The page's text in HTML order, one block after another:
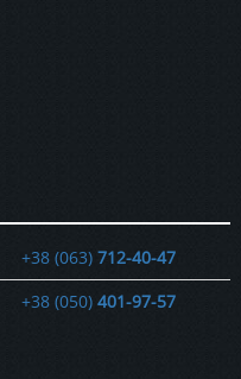
+38 (063) 712-40-47
+38 (050) 401-97-57